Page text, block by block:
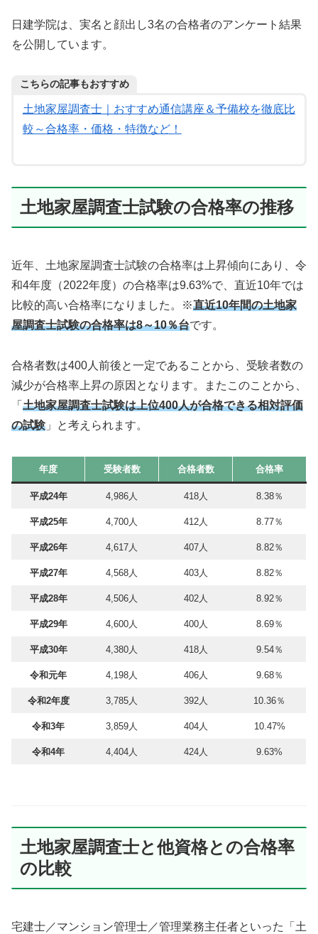
日建学院は、実名と顔出し3名の合格者のアンケート結果
を公開しています。
こちらの記事もおすすめ
土地家屋調査士｜おすすめ通信講座＆予備校を徹底比
較～合格率・価格・特徴など！
土地家屋調査士試験の合格率の推移
近年、土地家屋調査士試験の合格率は上昇傾向にあり、令
和4年度（2022年度）の合格率は9.63%で、直近10年では
比較的高い合格率になりました。※直近10年間の土地家
屋調査士試験の合格率は8～10％台です。
合格者数は400人前後と一定であることから、受験者数の
減少が合格率上昇の原因となります。またこのことから、
「 土地家屋調査士試験は上位400人が合格できる相対評価
の試験 」と考えられます。
年度 受験者数 合格者数 合格率
平成24年 4,986人 418人 8.38％
平成25年 4,700人 412人 8.77％
平成26年 4,617人 407人 8.82％
平成27年 4,568人 403人 8.82％
平成28年 4,506人 402人 8.92％
平成29年 4,600人 400人 8.69％
平成30年 4,380人 418人 9.54％
令和元年 4,198人 406人 9.68％
令和2年度 3,785人 392人 10.36％
令和3年 3,859人 404人 10.47%
令和4年 4,404人 424人 9.63%
土地家屋調査士と他資格との合格率
の比較
宅建士／マンション管理士／管理業務主任者といった「土